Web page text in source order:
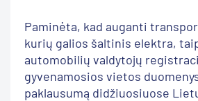
Paminėta, kad auganti
kurių galios šaltinis elektra,
automobilių valdytojų
gyvenamosios vietos
paklausumą didžiuosiuose